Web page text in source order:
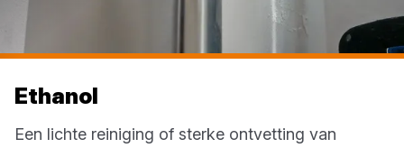
Ethanol
Een lichte reiniging of sterke ontvetting van